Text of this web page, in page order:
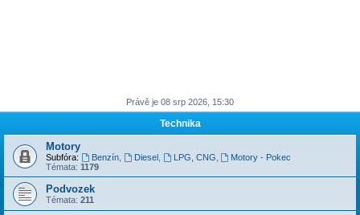
Právě je 08 srp 2026, 15:30
Technika
Motory
Subfóra: Benzín, Diesel, LPG, CNG
Motory - Pokec
Témata: 1179
Podvozek
Témata: 211